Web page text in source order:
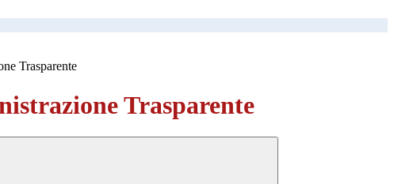
Trasparente
Trasparente